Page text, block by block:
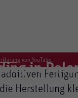
von YouTube.
in
Herstellung